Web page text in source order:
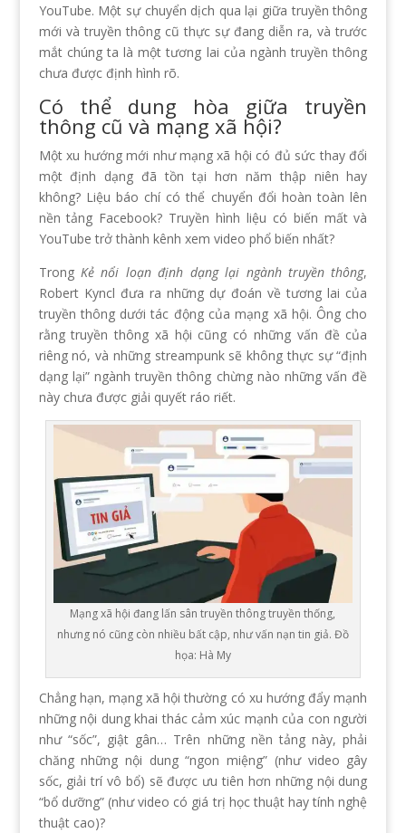
YouTube. Một sự chuyển dịch qua lại giữa truyền thông
mới và truyền thông cũ thực sự đang diễn ra, và trước
mắt chúng ta là một tương lai của ngành truyền thông
chưa được định hình rõ.
Có thể dung hòa giữa truyền
thông cũ và mạng xã hội?
Một xu hướng mới như mạng xã hội có đủ sức thay đổi
một định dạng đã tồn tại hơn năm thập niên hay
không? Liệu báo chí có thể chuyển đổi hoàn toàn lên
nền tảng Facebook? Truyền hình liệu có biến mất và
YouTube trở thành kênh xem video phổ biến nhất?
Trong Kẻ nổi loạn định dạng lại ngành truyền thông,
Robert Kyncl đưa ra những dự đoán về tương lai của
truyền thông dưới tác động của mạng xã hội. Ông cho
rằng truyền thông xã hội cũng có những vấn đề của
riêng nó, và những streampunk sẽ không thực sự “định
dạng lại” ngành truyền thông chừng nào những vấn đề
này chưa được giải quyết ráo riết.
Mạng xã hội đang lấn sân truyền thông truyền thống,
nhưng nó cũng còn nhiều bất cập, như vấn nạn tin giả. Đồ
họa: Hà My
Chẳng hạn, mạng xã hội thường có xu hướng đẩy mạnh
những nội dung khai thác cảm xúc mạnh của con người
như “sốc”, giật gân… Trên những nền tảng này, phải
chăng những nội dung “ngon miệng” (như video gây
sốc, giải trí vô bổ) sẽ được ưu tiên hơn những nội dung
“bổ dưỡng” (như video có giá trị học thuật hay tính nghệ
thuật cao)?